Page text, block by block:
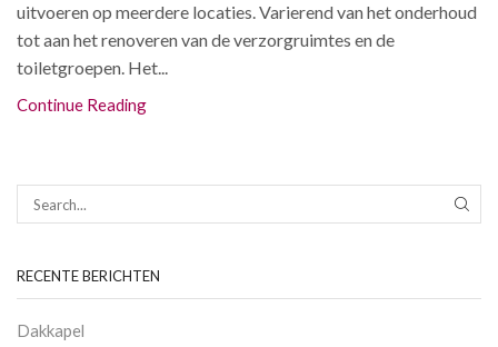
uitvoeren op meerdere locaties. Varierend van het onderhoud
tot aan het renoveren van de verzorgruimtes en de
toiletgroepen. Het...
Continue Reading
RECENTE BERICHTEN
Dakkapel